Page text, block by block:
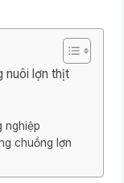
nuôi lợn thịt
nghiệp
chuồng lợn